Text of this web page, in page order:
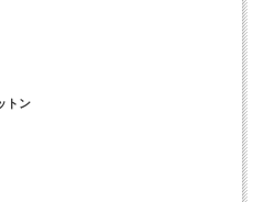
トン